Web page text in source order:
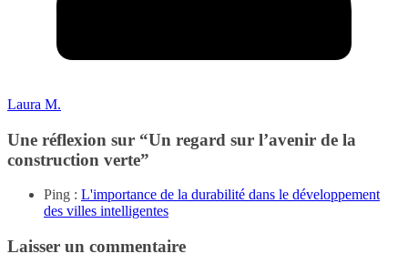
Laura M.
Une réflexion sur “Un regard sur l’avenir de la
construction verte”
Ping : L'importance de la durabilité dans le développement
des villes intelligentes
Laisser un commentaire